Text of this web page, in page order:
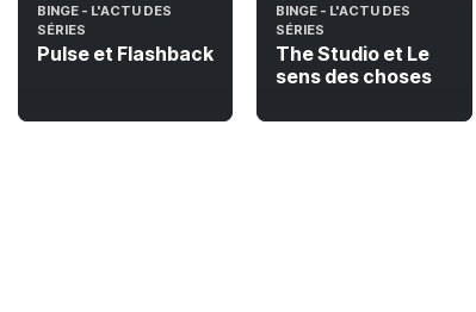
BINGE - L'ACTU DES
SÉRIES
Pulse et Flashback
BINGE - L'ACTU DES
SÉRIES
The Studio et Le
sens des choses